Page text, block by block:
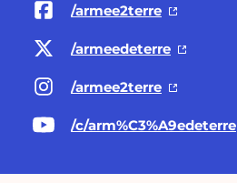
/armee2terre
/armeedeterre
/armee2terre
/c/arm%C3%A9edeterre